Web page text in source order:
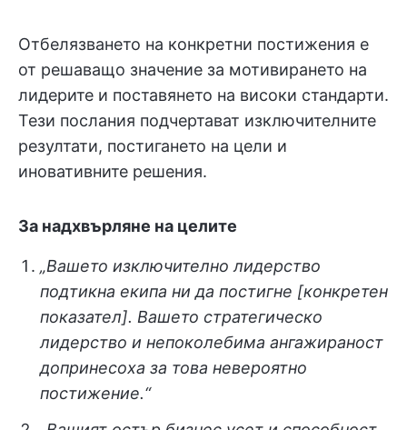
Отбелязването на конкретни постижения е
от решаващо значение за мотивирането на
лидерите и поставянето на високи стандарти.
Тези послания подчертават изключителните
резултати, постигането на цели и
иновативните решения.
За надхвърляне на целите
„Вашето изключително лидерство
подтикна екипа ни да постигне [конкретен
показател]. Вашето стратегическо
лидерство и непоколебима ангажираност
допринесоха за това невероятно
постижение.“